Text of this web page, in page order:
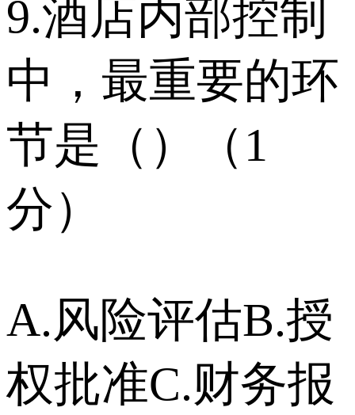
9.酒店内部控制
中，最重要的环
节是（）（1
分）
A.风险评估B.授
权批准C.财务报